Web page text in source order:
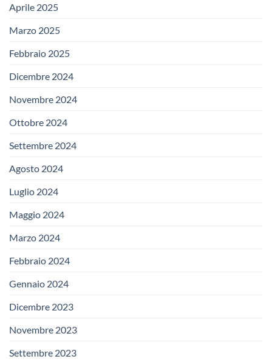
Aprile 2025
Marzo 2025
Febbraio 2025
Dicembre 2024
Novembre 2024
Ottobre 2024
Settembre 2024
Agosto 2024
Luglio 2024
Maggio 2024
Marzo 2024
Febbraio 2024
Gennaio 2024
Dicembre 2023
Novembre 2023
Settembre 2023